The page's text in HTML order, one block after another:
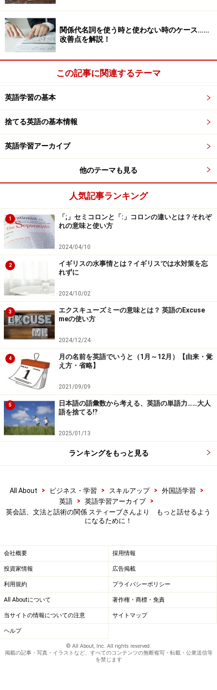
文法はそんなに気にし
時制は間違っても通じます。時制にはメジャーなものと
マイナーなものがあって、文法を勉強すればするほど、
マイナーな時制に走ってしまいます。気にすれば気にす
るほど、会話の量は減ってしまいます。
メジャーな時制とは、現在形、過去形、未来形、この3
つだけです。この3つの時制を使ってフリートークでき
完了形で、Have you… ?という形はよく使われますが、
答えるときは、単純過去形でかまいません。
Have you been to Italy? （イタリアに行ったことあります
か？）
Yes, I love Italy. I went there for my 20th birthday.
I met a lot of nice people.
（はい、イタリア大好きです。20歳の誕生日のとき、イタリアに行っ
てね、やさしい人たちに会いました。）
このとき、あれ、have metにすべきかな？今はもう会
ってないから、
もう忘れてかまいません。
先にも述べたように英語は、語順です。とっさに語順が
うまく言えることを目標にすると文法のことはそんなに
気にしなくても大丈夫です。前置詞、冠詞、動詞の変
形、時制などは、そんなに深刻になることはありませ
ん。
次のページで、スティーブさんのメッセージを聞くこと
ができます。⇒ ⇒ ⇒
※記事内容は執筆時点のものです。最新の内容をご確認くださ
関係代名詞を使う時と使わない時のケース……
改善点を解説！
この記事に関連するテーマ
英語学習の基本
捨てる英語の基本情報
英語学習アーカイブ
他のテーマも見る
人気記事ランキング
1
「;」セミコロンと「:」コロンの違いとは？それぞ
れの意味と使い方
2024/04/10
2
イギリスの水事情とは？イギリスでは水対策を忘
れずに
2024/10/02
3
エクスキューズミーの意味とは？ 英語のExcuse
meの使い方
2024/12/24
4
月の名前を英語でいうと（1月～12月）【由来・覚
え方・省略】
2021/09/09
5
日本語の語彙数から考える、英語の単語力……大人
語を捨てる⁉
2025/01/13
ランキングをもっと見る
All About > ビジネス・学習 > スキルアップ > 外国語学習
>
英語
> 英語学習アーカイブ
>
英会話、文法と話術の関係 スティーブさんより もっと話せるよう
になるために！
会社概要 採用情報
投資家情報 広告掲載
利用規約 プライバシーポリシー
All Aboutについて 著作権・商標・免責
当サイトの情報についての注意 サイトマップ
ヘルプ
© All About, Inc. All rights reserved.
掲載の記事・写真・イラストなど、すべてのコンテンツの無断複写・転載・公衆送信等
を禁じます